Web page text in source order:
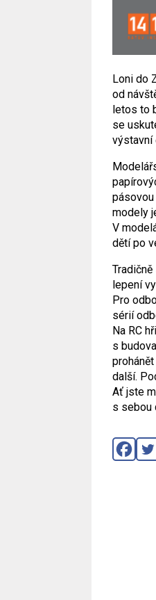
Loni do
od
letos to
se
výstavní
pásovou
modely
V
dětí po
lepení
Pro
sérií
Na RC
s
další.
Ať jste
s sebou